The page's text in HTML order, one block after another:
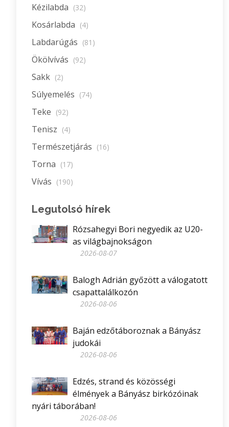
Kézilabda (32)
Kosárlabda (4)
Labdarúgás (81)
Ökölvívás (92)
Sakk (2)
Súlyemelés (74)
Teke (92)
Tenisz (4)
Természetjárás (16)
Torna (17)
Vívás (190)
Legutolsó hírek
Rózsahegyi Bori negyedik az U20-
as világbajnokságon
2026-08-07
Balogh Adrián győzött a válogatott
csapattalálkozón
2026-08-06
Baján edzőtáboroznak a Bányász
judokái
2026-08-06
Edzés, strand és közösségi
élmények a Bányász birkózóinak
nyári táborában!
2026-08-06